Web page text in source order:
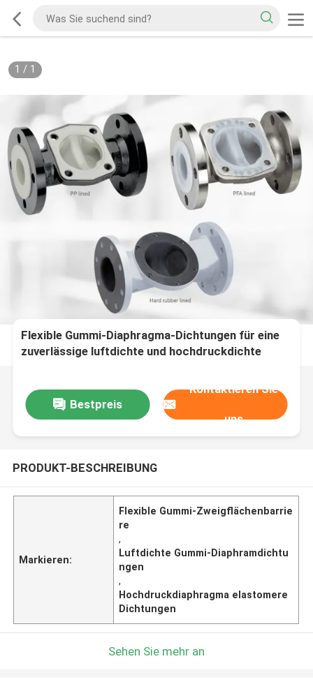
1 / 1
Flexible Gummi-Diaphragma-Dichtungen für eine
zuverlässige luftdichte und hochdruckdichte
Bestpreis
Kontaktieren Sie
uns
PRODUKT-BESCHREIBUNG
Markieren:
Flexible Gummi-Zweigflächenbarrie
re
,
Luftdichte Gummi-Diaphramdichtu
ngen
,
Hochdruckdiaphragma elastomere
Dichtungen
Sehen Sie mehr an